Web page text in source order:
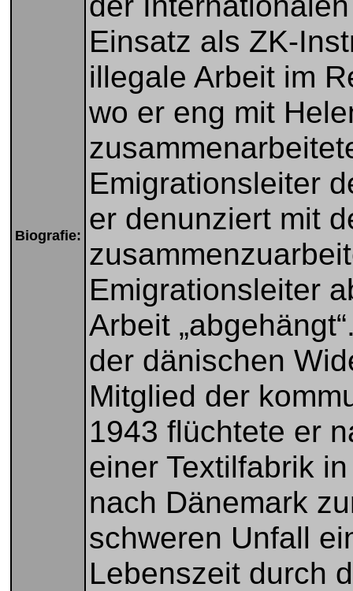
Biografie:
Einsatz als ZK-
illegale Arbeit im
wo er eng mit
Emigrationsleiter
er denunziert mit
Emigrationsleiter
Arbeit
der dänischen
Mitglied der
1943 flüchtete er
einer Textilfabrik
nach Dänemark
schweren Unfall
Lebenszeit durch